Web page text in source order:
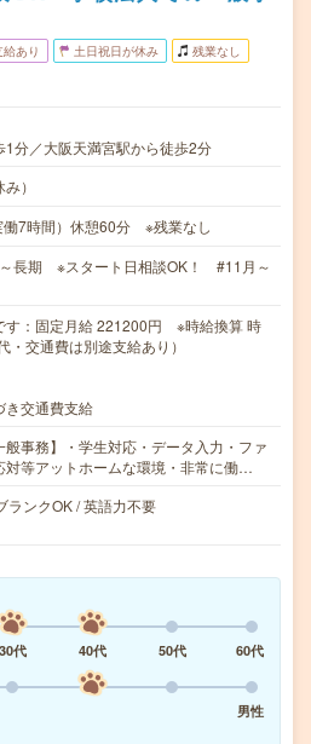
あり 土日祝日が休み 残業なし
1分／大阪天満宮駅から徒歩2分
）
働7時間）休憩60分 ※残業なし
長期 ※スタート日相談OK！ #11月～
す：固定月給 221200円 ※時給換算 時
・交通費は別途支給あり）
き交通費支給
般事務】・学生対応・データ入力・ファ
対等アットホームな環境・非常に働…
ランクOK / 英語力不要
30代 40代 50代
60代
男性